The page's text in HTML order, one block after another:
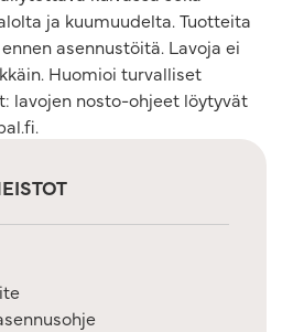
ja kuumuudelta. Tuotteita
asennustöitä. Lavoja ei
Huomioi turvalliset
lavojen nosto-ohjeet löytyvät